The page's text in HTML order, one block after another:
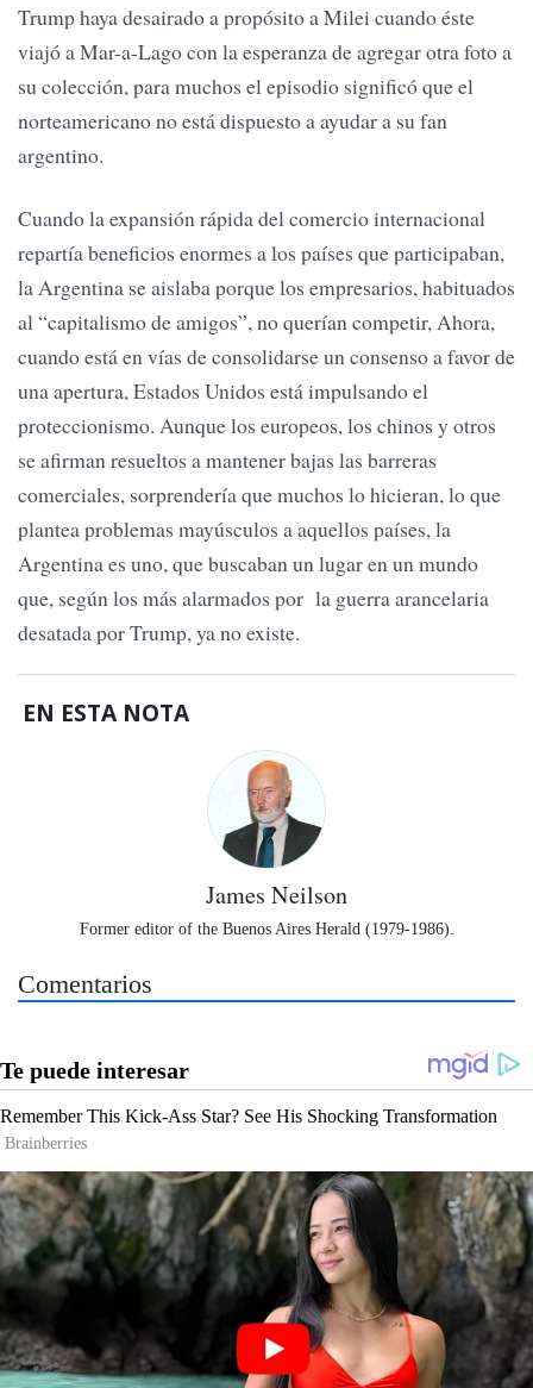
Trump haya desairado a propósito a Milei cuando éste
viajó a Mar-a-Lago con la esperanza de agregar otra foto a
su colección, para muchos el episodio significó que el
norteamericano no está dispuesto a ayudar a su fan
argentino.
Cuando la expansión rápida del comercio internacional
repartía beneficios enormes a los países que participaban,
la Argentina se aislaba porque los empresarios, habituados
al “capitalismo de amigos”, no querían competir, Ahora,
cuando está en vías de consolidarse un consenso a favor de
una apertura, Estados Unidos está impulsando el
proteccionismo. Aunque los europeos, los chinos y otros
se afirman resueltos a mantener bajas las barreras
comerciales, sorprendería que muchos lo hicieran, lo que
plantea problemas mayúsculos a aquellos países, la
Argentina es uno, que buscaban un lugar en un mundo
que, según los más alarmados por la guerra arancelaria
desatada por Trump, ya no existe.
EN ESTA NOTA
James Neilson
Former editor of the Buenos Aires Herald (1979-1986).
Comentarios